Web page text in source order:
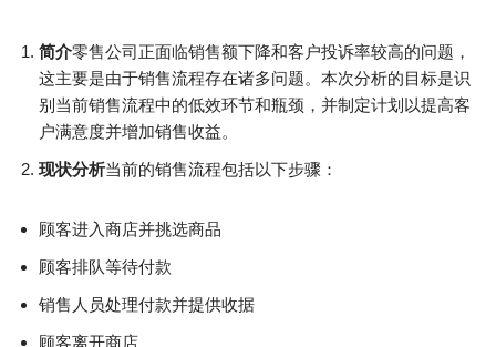
简介零售公司正面临销售额下降和客户投诉率较高的问题，
这主要是由于销售流程存在诸多问题。本次分析的目标是识
别当前销售流程中的低效环节和瓶颈，并制定计划以提高客
户满意度并增加销售收益。
现状分析当前的销售流程包括以下步骤：
顾客进入商店并挑选商品
顾客排队等待付款
销售人员处理付款并提供收据
顾客离开商店